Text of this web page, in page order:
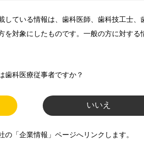
している情報は、歯科医師、歯科技工士、
を対象にしたものです。一般の方に対する
歯科医療従事者ですか？
いいえ
の「企業情報」ページへリンクします。
マガジンでお届け
生士、歯科技工士）に
す。